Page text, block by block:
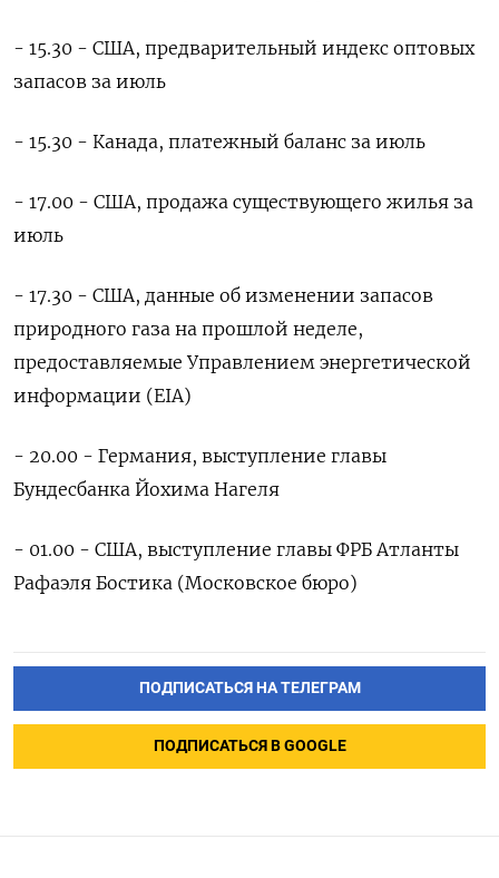
- 15.30 - США, предварительный индекс оптовых
запасов за июль
- 15.30 - Канада, платежный баланс за июль
- 17.00 - США, продажа существующего жилья за
июль
- 17.30 - США, данные об изменении запасов
природного газа на прошлой неделе,
предоставляемые Управлением энергетической
информации (EIA)
- 20.00 - Германия, выступление главы
Бундесбанка Йохима Нагеля
- 01.00 - США, выступление главы ФРБ Атланты
Рафаэля Бостика (Московское бюро)
ПОДПИСАТЬСЯ НА ТЕЛЕГРАМ
ПОДПИСАТЬСЯ В GOOGLE